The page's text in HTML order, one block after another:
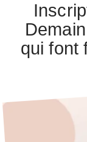
qui font